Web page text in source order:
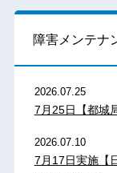
障害メンテナ
2026.07.25
7月25日【都城
2026.07.10
7月17日実施【